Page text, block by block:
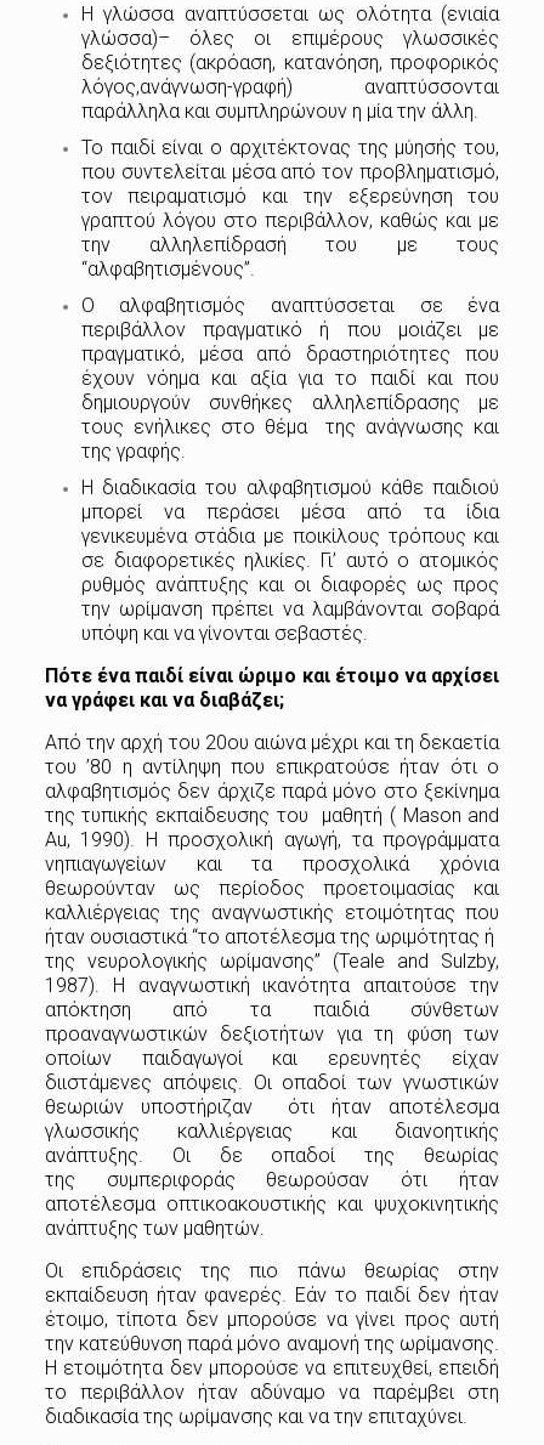
Η γλώσσα αναπτύσσεται ως ολότητα (ενιαία
γλώσσα)– όλες οι επιμέρους γλωσσικές
δεξιότητες (ακρόαση, κατανόηση, προφορικός
λόγος,ανάγνωση-γραφή) αναπτύσσονται
παράλληλα και συμπληρώνουν η μία την άλλη.
Το παιδί είναι ο αρχιτέκτονας της μύησής του,
που συντελείται μέσα από τον προβληματισμό,
τον πειραματισμό και την εξερεύνηση του
γραπτού λόγου στο περιβάλλον, καθώς και με
την αλληλεπίδρασή του με τους
“αλφαβητισμένους”.
Ο αλφαβητισμός αναπτύσσεται σε ένα
περιβάλλον πραγματικό ή που μοιάζει με
πραγματικό, μέσα από δραστηριότητες που
έχουν νόημα και αξία για το παιδί και που
δημιουργούν συνθήκες αλληλεπίδρασης με
τους ενήλικες στο θέμα της ανάγνωσης και
της γραφής.
Η διαδικασία του αλφαβητισμού κάθε παιδιού
μπορεί να περάσει μέσα από τα ίδια
γενικευμένα στάδια με ποικίλους τρόπους και
σε διαφορετικές ηλικίες. Γι’ αυτό ο ατομικός
ρυθμός ανάπτυξης και οι διαφορές ως προς
την ωρίμανση πρέπει να λαμβάνονται σοβαρά
υπόψη και να γίνονται σεβαστές.
Πότε ένα παιδί είναι ώριμο και έτοιμο να αρχίσει
να γράφει και να διαβάζει;
Από την αρχή του 20ου αιώνα μέχρι και τη δεκαετία
του ’80 η αντίληψη που επικρατούσε ήταν ότι ο
αλφαβητισμός δεν άρχιζε παρά μόνο στο ξεκίνημα
της τυπικής εκπαίδευσης του μαθητή ( Mason and
Au, 1990). H προσχολική αγωγή, τα προγράμματα
νηπιαγωγείων και τα προσχολικά χρόνια
θεωρούνταν ως περίοδος προετοιμασίας και
καλλιέργειας της αναγνωστικής ετοιμότητας που
ήταν ουσιαστικά “το αποτέλεσμα της ωριμότητας ή
της νευρολογικής ωρίμανσης” (Teale and Sulzby,
1987). Η αναγνωστική ικανότητα απαιτούσε την
απόκτηση από τα παιδιά σύνθετων
προαναγνωστικών δεξιοτήτων για τη φύση των
οποίων παιδαγωγοί και ερευνητές είχαν
διιστάμενες απόψεις. Οι οπαδοί των γνωστικών
θεωριών υποστήριζαν ότι ήταν αποτέλεσμα
γλωσσικής καλλιέργειας και διανοητικής
ανάπτυξης. Οι δε οπαδοί της θεωρίας
της συμπεριφοράς θεωρούσαν ότι ήταν
αποτέλεσμα οπτικοακουστικής και ψυχοκινητικής
ανάπτυξης των μαθητών.
Οι επιδράσεις της πιο πάνω θεωρίας στην
εκπαίδευση ήταν φανερές. Εάν το παιδί δεν ήταν
έτοιμο, τίποτα δεν μπορούσε να γίνει προς αυτή
την κατεύθυνση παρά μόνο αναμονή της ωρίμανσης.
Η ετοιμότητα δεν μπορούσε να επιτευχθεί, επειδή
το περιβάλλον ήταν αδύναμο να παρέμβει στη
διαδικασία της ωρίμανσης και να την επιταχύνει.